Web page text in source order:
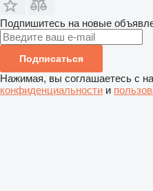
Подпишитесь на новые
Подписаться
Нажимая, вы соглашаетесь с
конфиденциальности и